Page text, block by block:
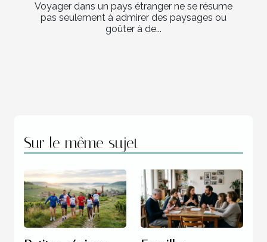
Voyager dans un pays étranger ne se résume
pas seulement à admirer des paysages ou
goûter à de...
Sur le même sujet